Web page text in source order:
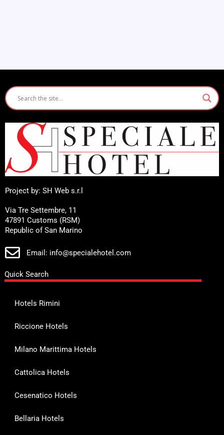
Project by: SH Web s.r.l
Via Tre Settembre, 11
47891 Customs (RSM)
Republic of San Marino
Email: info@specialehotel.com
Quick Search
Hotels Rimini
Riccione Hotels
Milano Marittima Hotels
Cattolica Hotels
Cesenatico Hotels
Bellaria Hotels